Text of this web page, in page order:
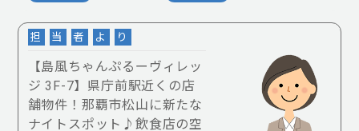
担 当 者 よ り
【島風ちゃんぷるーヴィレッ
ジ 3F-7】県庁前駅近くの店
舗物件！那覇市松山に新たな
ナイトスポット♪飲食店の空